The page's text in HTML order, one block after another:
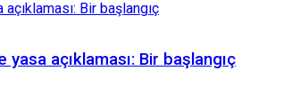
yasa açıklaması: Bir başlangıç